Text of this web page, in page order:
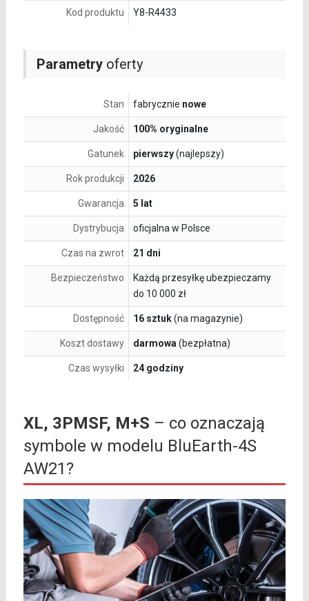
Parametryoferty
Stan fabrycznie nowe
Jakość 100% oryginalne
Gatunek pierwszy(najlepszy)
Rok produkcji 2026
Gwarancja 5 lat
Dystrybucja oficjalna w Polsce
Czas na zwrot 21 dni
Bezpieczeństwo
Każdą przesyłkę ubezpieczamy
do 10 000 zł
Dostępność 16 sztuk(na magazynie)
Koszt dostawy darmowa (bezpłatna)
Czas wysyłki 24 godziny
Kod produktu Y8-R4433
XL, 3PMSF, M+S – co oznaczają
symbole w modelu BluEarth-4S
AW21?